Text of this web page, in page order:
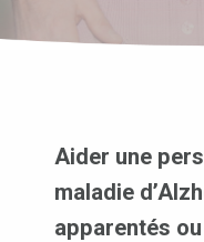
Aider une
maladie
apparentés